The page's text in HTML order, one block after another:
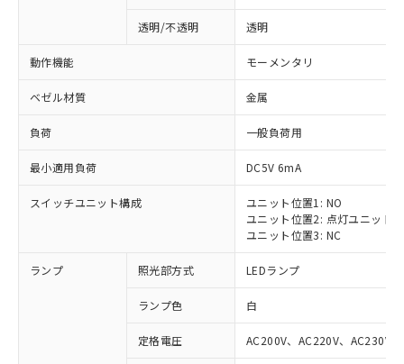
透明/不透明 透明
動作機能 モーメンタリ
ベゼル材質 金属
負荷 一般負荷用
最小適用負荷 DC5V 6mA
スイッチユニット構成
ユニット位置1: NO
ユニット位置2: 点灯ユニット
ユニット位置3: NC
ランプ 照光部方式 LEDランプ
ランプ色 白
定格電圧 AC200V、AC220V、AC230V